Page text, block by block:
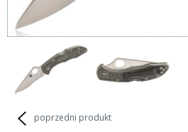
poprzedni produkt